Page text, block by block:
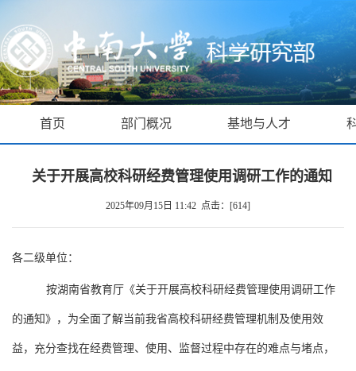
首页 部门概况 基地与人才
关于开展高校科研经费管理使用调研工作的通知
2025年09月15日 11:42 点击：[614]
各二级单位：
按湖南省教育厅《关于开展高校科研经费管理使用调研工作
的通知》，为全面了解当前我省高校科研经费管理机制及使用效
益，充分查找在经费管理、使用、监督过程中存在的难点与堵点，